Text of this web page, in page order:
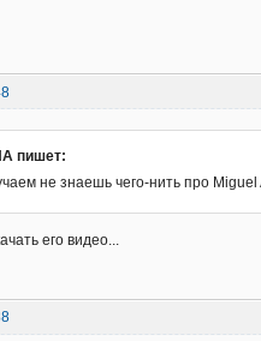
пишет:
не знаешь чего-нить про Miguel
его видео...